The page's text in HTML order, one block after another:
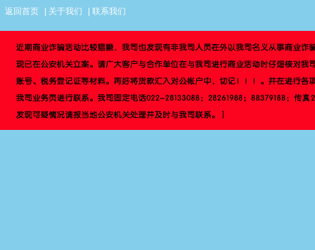
返回首页 关于我们 |联系我们